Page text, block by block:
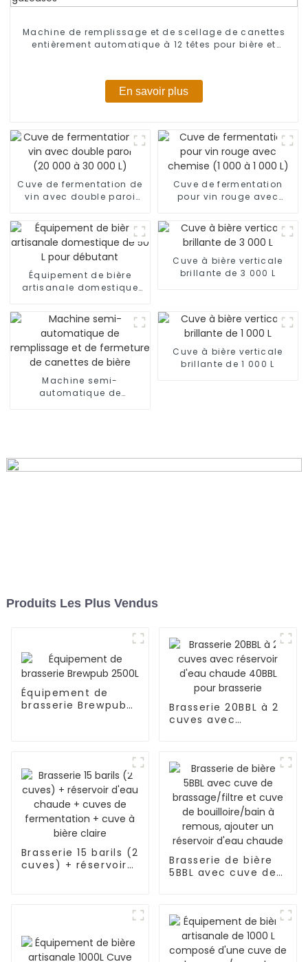
Machine de remplissage et de scellage de canettes
entièrement automatique à 12 têtes pour bière et
En savoir plus
Cuve de fermentation de
vin avec double paroi
Cuve de fermentation
pour vin rouge avec
Équipement de bière
artisanale domestique
Cuve à bière verticale
brillante de 3 000 L
Machine semi-
automatique de
Cuve à bière verticale
brillante de 1 000 L
Produits Les Plus Vendus
Équipement de
brasserie Brewpub
Brasserie 20BBL à 2
cuves avec
Brasserie 15 barils (2
cuves) + réservoir
Brasserie de bière
5BBL avec cuve de
remous, ajouter un
réservoir d'eau
chaude